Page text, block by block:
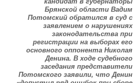
Брянской области Вадим
Потомский обратился в суд с
заявлением о нарушениях
законодательства при
регистрации на выборах его
основного оппонента Николая
Денина. В ходе судебного
заседания представители
Потомского заявили, что Денин